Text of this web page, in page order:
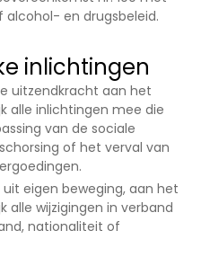
en drugsbeleid.
inlichtingen
uitzendkracht aan het
alle inlichtingen mee die
van de sociale
of het verval van
eigen beweging, aan het
alle wijzigingen in verband
nationaliteit of